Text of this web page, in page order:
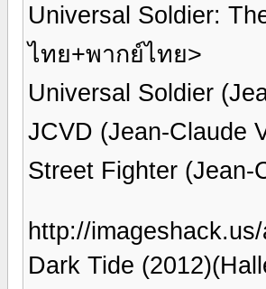
Universal Soldier:
ไทย+พากย์ไทย>
Universal Soldier
JCVD (Jean-Claude
Street Fighter
http://
Dark Tide